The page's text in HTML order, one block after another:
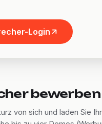
Login
bewerben
von sich und laden Sie